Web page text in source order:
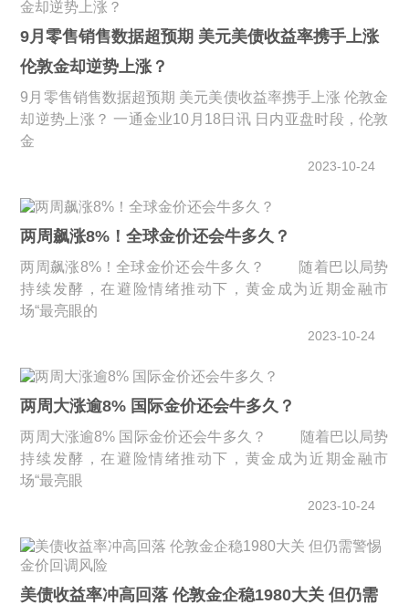
9月零售销售数据超预期 美元美债收益率携手上涨
伦敦金却逆势上涨？
9月零售销售数据超预期 美元美债收益率携手上涨 伦敦金
却逆势上涨？ 一通金业10月18日讯 日内亚盘时段，伦敦
金
2023-10-24
两周飙涨8%！全球金价还会牛多久？
两周飙涨8%！全球金价还会牛多久？ 随着巴以局势
持续发酵，在避险情绪推动下，黄金成为近期金融市
场“最亮眼的
2023-10-24
两周大涨逾8% 国际金价还会牛多久？
两周大涨逾8% 国际金价还会牛多久？ 随着巴以局势
持续发酵，在避险情绪推动下，黄金成为近期金融市
场“最亮眼
2023-10-24
美债收益率冲高回落 伦敦金企稳1980大关 但仍需